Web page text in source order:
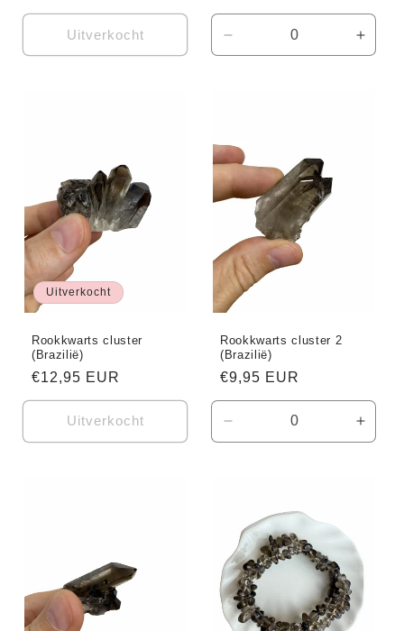
prijs
Uitverkocht
prijs
verlagen
Aantal
Uitverkocht
Rookkwarts cluster
(Brazilië)
Normale
prijs
€12,95 EUR
Uitverkocht
Rookkwarts cluster 2
(Brazilië)
Normale
prijs
€9,95 EUR
verlagen
Aantal